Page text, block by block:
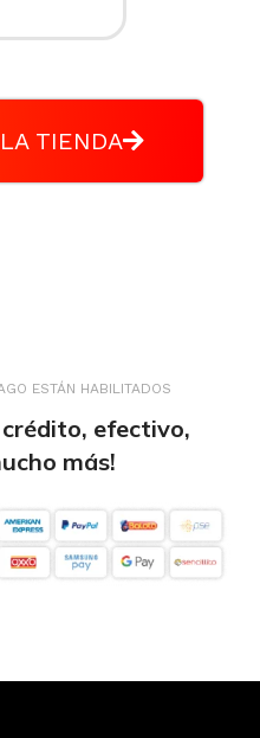
TIENDA
ESTÁN HABILITADOS
efectivo,
más!